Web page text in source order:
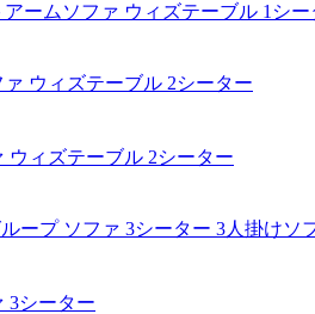
ームソファ ウィズテーブル 1シー
ウィズテーブル 2シーター
3シーター